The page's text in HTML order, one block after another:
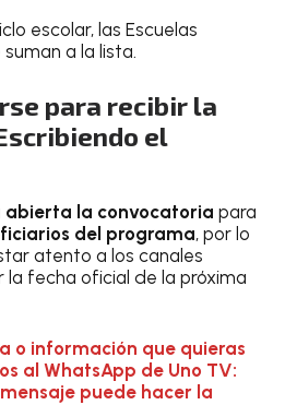
escolar, las Escuelas
a la lista.
para recibir la
el
abierta la convocatoriapara
del programa, por lo
atento a los canales
la fecha oficial de la próxima
o información que quieras
al WhatsApp de Uno TV:
mensaje puede hacer la